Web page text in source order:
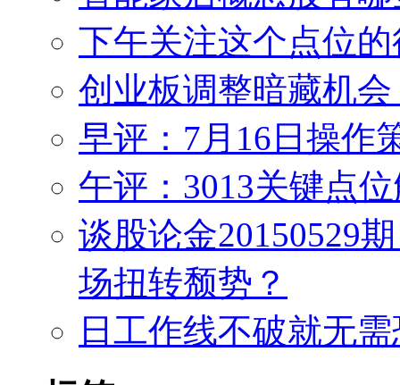
下午关注这个点位
创业板调整暗藏机
早评：7月16日操作
午评：3013关键点
谈股论金20150529
场扭转颓势？
日工作线不破就无